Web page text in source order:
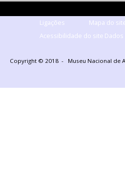
Ligações Mapa do
Acessibilidade do site
Copyright © 2018 - Museu Nacional de